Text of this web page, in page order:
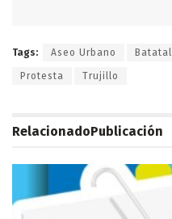
Tags: Aseo Urbano Batatal
Protesta Trujillo
RelacionadoPublicación